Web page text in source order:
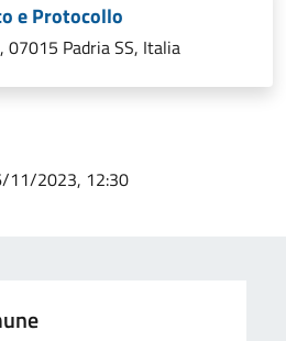
e Protocollo
07015 Padria SS, Italia
11/2023, 12:30